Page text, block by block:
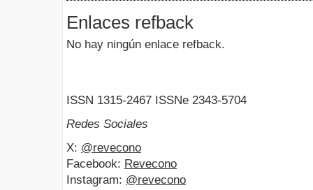
Enlaces refback
No hay ningún enlace refback.
ISSN 1315-2467 ISSNe 2343-5704
Redes Sociales
X: @revecono
Facebook: Revecono
Instagram: @revecono